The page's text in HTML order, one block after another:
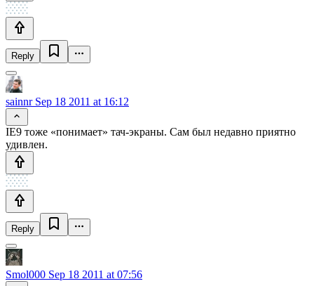
Reply
sainnrSep 18 2011 at 16:12
IE9 тоже «понимает» тач-экраны. Сам был недавно приятно
удивлен.
Reply
Smol000 Sep 18 2011 at 07:56